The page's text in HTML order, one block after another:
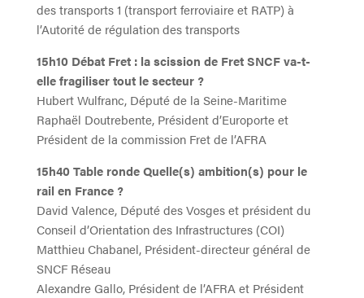
des transports 1 (transport ferroviaire et RATP) à
l’Autorité de régulation des transports
15h10 Débat Fret : la scission de Fret SNCF va-t-
elle fragiliser tout le secteur ?
Hubert Wulfranc, Député de la Seine-Maritime
Raphaël Doutrebente, Président d’Europorte et
Président de la commission Fret de l’AFRA
15h40 Table ronde Quelle(s) ambition(s) pour le
rail en France ?
David Valence, Député des Vosges et président du
Conseil d’Orientation des Infrastructures (COI)
Matthieu Chabanel, Président-directeur général de
SNCF Réseau
Alexandre Gallo, Président de l’AFRA et Président